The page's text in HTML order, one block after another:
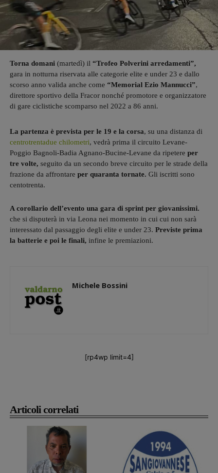
Articoli correlati
Torna domani (martedì) il “Trofeo Polverini arredamenti”,
gara in notturna riservata alle categorie elite e under 23 e dallo
scorso anno valida anche come “Memorial Ezio Mannucci”,
direttore sportivo della Fracor nonché promotore e organizzatore
di gare ciclistiche scomparso nel 2022 a 86 anni.
La partenza è prevista per le 19 e la corsa, su una distanza di
centrotrentadue chilometri, vedrà prima il circuito Levane-
Poggio Bagnoli-Badia Agnano-Bucine-Levane da ripetere per
tre volte, seguito da un secondo breve circuito per le strade della
frazione da affrontare per quaranta tornate. Gli iscritti sono
centotrenta.
A corollario dell’evento una gara di sprint per giovanissimi.
che si disputerà in via Leona nei momento in cui cui non sarà
interessato dal passaggio degli elite e under 23. Previste prima
la batterie e poi le finali, infine le premiazioni.
Michele Bossini
[rp4wp limit=4]